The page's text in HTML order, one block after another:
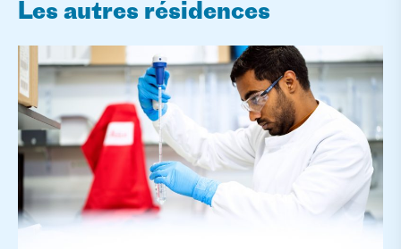
Les autres résidences